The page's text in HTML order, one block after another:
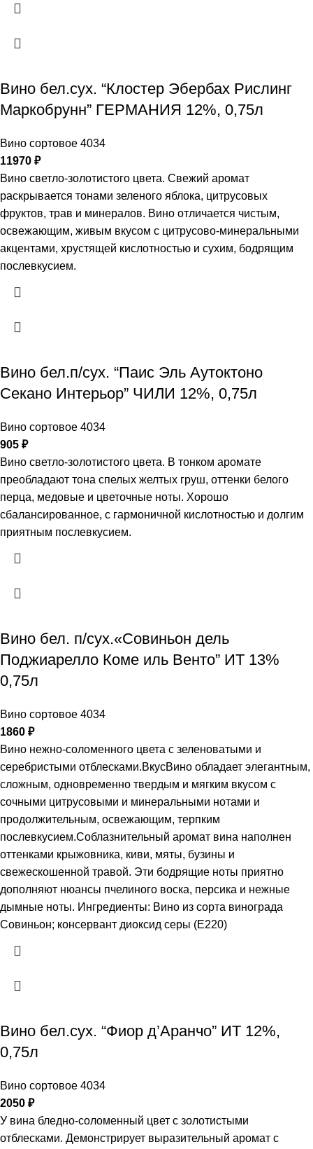
Вино бел.сух. “Клостер Эбербах Рислинг
Маркобрунн” ГЕРМАНИЯ 12%, 0,75л
Вино сортовое 4034
11970 ₽
Вино светло-золотистого цвета. Свежий аромат
раскрывается тонами зеленого яблока, цитрусовых
фруктов, трав и минералов. Вино отличается чистым,
освежающим, живым вкусом с цитрусово-минеральными
акцентами, хрустящей кислотностью и сухим, бодрящим
послевкусием.
Вино бел.п/сух. “Паис Эль Аутоктоно
Секано Интерьор” ЧИЛИ 12%, 0,75л
Вино сортовое 4034
905 ₽
Вино светло-золотистого цвета. В тонком аромате
преобладают тона спелых желтых груш, оттенки белого
перца, медовые и цветочные ноты. Хорошо
сбалансированное, с гармоничной кислотностью и долгим
приятным послевкусием.
Вино бел. п/сух.«Совиньон дель
Поджиарелло Коме иль Венто” ИТ 13%
0,75л
Вино сортовое 4034
1860 ₽
Вино нежно-соломенного цвета с зеленоватыми и
серебристыми отблесками.ВкусВино обладает элегантным,
сложным, одновременно твердым и мягким вкусом с
сочными цитрусовыми и минеральными нотами и
продолжительным, освежающим, терпким
послевкусием.Соблазнительный аромат вина наполнен
оттенками крыжовника, киви, мяты, бузины и
свежескошенной травой. Эти бодрящие ноты приятно
дополняют нюансы пчелиного воска, персика и нежные
дымные ноты. Ингредиенты: Вино из сорта винограда
Совиньон; консервант диоксид серы (Е220)
Вино бел.сух. “Фиор д’Аранчо” ИТ 12%,
0,75л
Вино сортовое 4034
2050 ₽
У вина бледно-соломенный цвет с золотистыми
отблесками. Демонстрирует выразительный аромат с